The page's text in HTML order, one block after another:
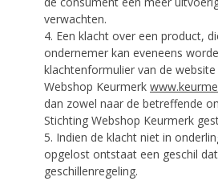
verwachten.
4. Een klacht over een product,
ondernemer kan eveneens
klachtenformulier van de
Webshop Keurmerk
dan zowel naar de betreffende
Stichting Webshop Keurmerk
5. Indien de klacht niet in
opgelost ontstaat een geschil
geschillenregeling.